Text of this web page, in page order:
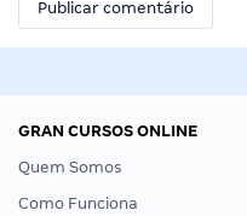
GRAN CURSOS ONLINE
Quem Somos
Como Funciona